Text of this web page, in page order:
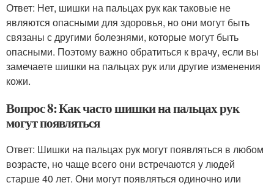
Ответ: Нет, шишки на пальцах рук как таковые не
являются опасными для здоровья, но они могут быть
связаны с другими болезнями, которые могут быть
опасными. Поэтому важно обратиться к врачу, если вы
замечаете шишки на пальцах рук или другие изменения
кожи.
Вопрос 8: Как часто шишки на пальцах рук
могут появляться
Ответ: Шишки на пальцах рук могут появляться в любом
возрасте, но чаще всего они встречаются у людей
старше 40 лет. Они могут появляться одиночно или